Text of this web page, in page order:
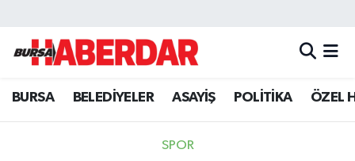
BURSA BELEDİYELER ASAYİŞ POLİTİKA ÖZEL
SPOR
Hava Durumu
Trafik Durumu
Süper Lig Puan Durumu ve Fikstür